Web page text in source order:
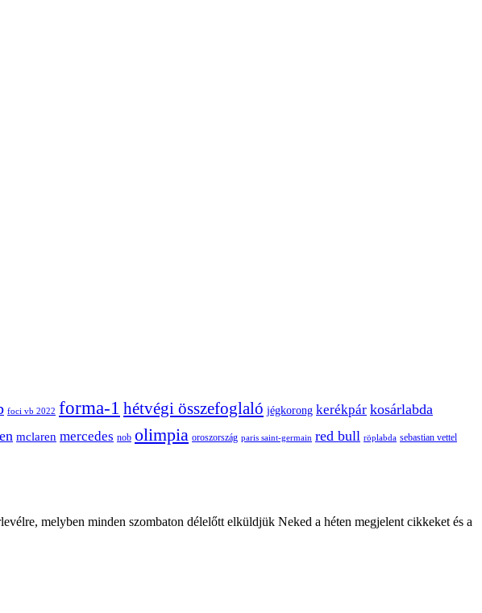
foci vb 2022 forma-1 hétvégi összefoglaló jégkorong kerékpár kosárlabda
mclaren mercedes nob olimpia oroszország paris saint-germain red bull röplabda sebastian vettel
melyben minden szombaton délelőtt elküldjük Neked a héten megjelent cikkeket és a